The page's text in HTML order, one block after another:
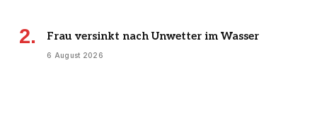
Frau versinkt nach Unwetter im Wasser
6 August 2026